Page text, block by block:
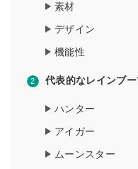
素材
デザイン
機能性
代表的なレインブ
ハンター
アイガー
ムーンスター